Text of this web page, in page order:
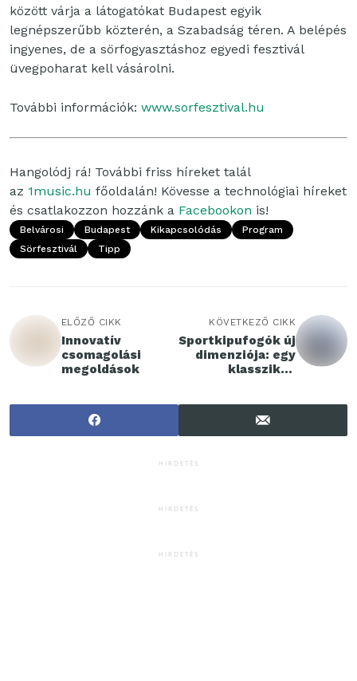
között várja a látogatókat Budapest egyik
legnépszerűbb közterén, a Szabadság téren. A belépés
ingyenes, de a sörfogyasztáshoz egyedi fesztivál
üvegpoharat kell vásárolni.
További információk: www.sorfesztival.hu
Hangolódj rá! További friss híreket talál
az 1music.hu főoldalán! Kövesse a technológiai híreket
és csatlakozzon hozzánk a Facebookon is!
Belvárosi Budapest Kikapcsolódás
Program
Sörfesztivál
Tipp
ELŐZŐ CIKK
Innovatív
csomagolási
megoldások
KÖVETKEZŐ CIKK
Sportkipufogók új
dimenziója: egy
klasszikus
HIRDETÉS
HIRDETÉS
HIRDETÉS